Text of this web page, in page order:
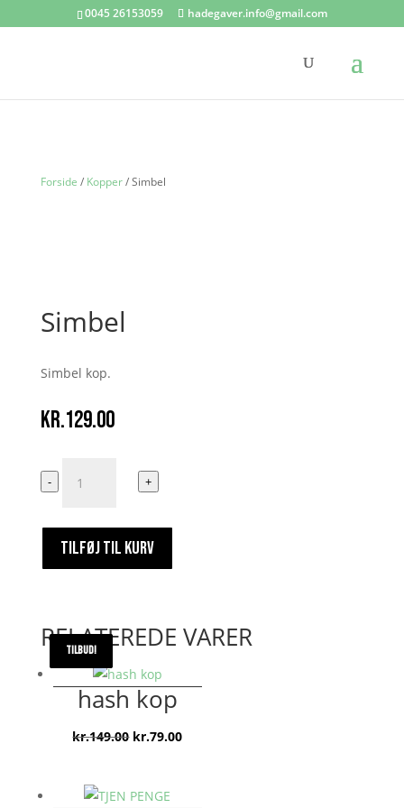
0045 26153059 hadegaver.info@gmail.com
Forside / Kopper/ Simbel
Simbel
Simbel kop.
kr.129.00
Simbel
antal
- +
TILFØJ TIL KURV
RELATEREDE VARER
TILBUD!
hash kop
kr.149.00 Den
kr.79.00Den
TILBUD!
TILBUD!
TILBUD!